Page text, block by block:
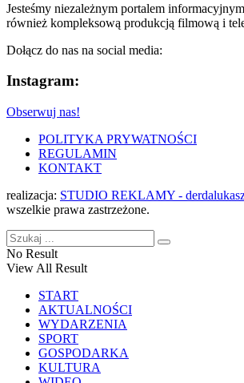
Jesteśmy niezależnym portalem
również kompleksową produkcją filmową i
Dołącz do nas na social media:
Instagram:
Obserwuj nas!
POLITYKA PRYWATNOŚCI
REGULAMIN
KONTAKT
realizacja: STUDIO REKLAMY -
wszelkie prawa zastrzeżone.
No Result
View All Result
START
AKTUALNOŚCI
WYDARZENIA
SPORT
GOSPODARKA
KULTURA